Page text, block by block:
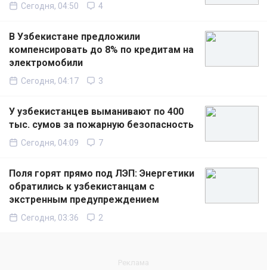
Сегодня, 04:50 4
В Узбекистане предложили
компенсировать до 8% по кредитам на
электромобили
Сегодня, 04:17 3
У узбекистанцев выманивают по 400
тыс. сумов за пожарную безопасность
Сегодня, 04:09 7
Поля горят прямо под ЛЭП: Энергетики
обратились к узбекистанцам с
экстренным предупреждением
Сегодня, 03:36 2